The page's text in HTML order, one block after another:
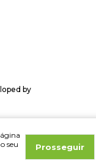
seu
Prosseguir
by